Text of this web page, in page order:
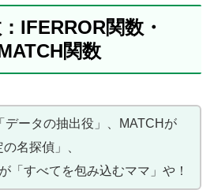
IFERROR関数・
関数
データの抽出役」、MATCHが
の名探偵」、
「すべてを包み込むママ」や！